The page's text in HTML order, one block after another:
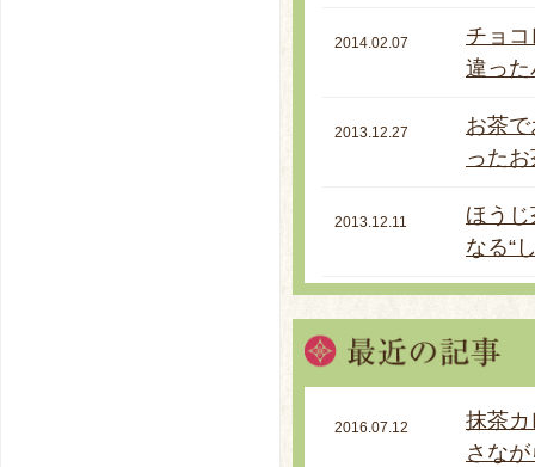
2014.02.07
チョ
違った
2013.12.27
お茶
った
2013.12.11
ほう
なる“
2016.07.12
抹茶
さな